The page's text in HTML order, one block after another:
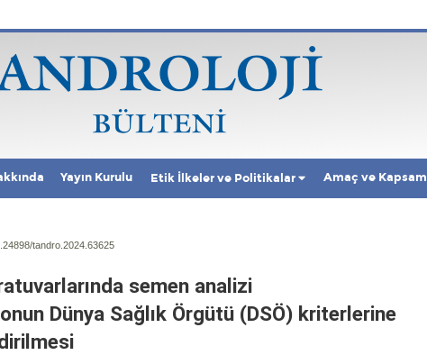
Yayın Kurulu Etik İlkeler ve Politikalar Amaç ve Kapsam
tandro.2024.63625
semen analizi
Dünya Sağlık Örgütü (DSÖ) kriterlerine